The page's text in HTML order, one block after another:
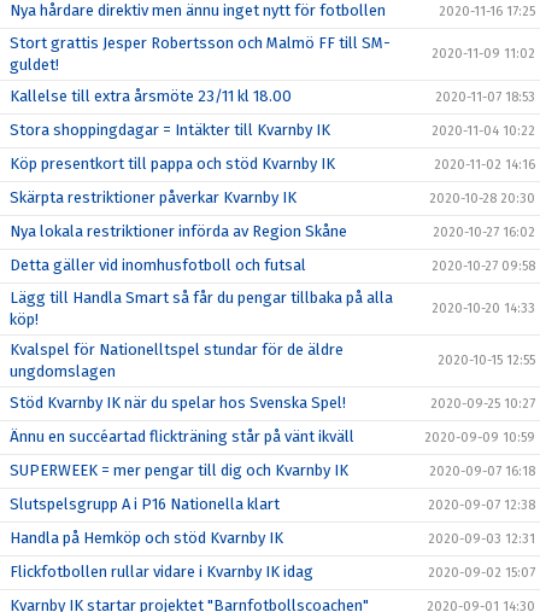
Nya hårdare direktiv men ännu inget nytt för fotbollen 2020-11-16 17:25
Stort grattis Jesper Robertsson och Malmö FF till SM-
guldet!
2020-11-09 11:02
Kallelse till extra årsmöte 23/11 kl 18.00 2020-11-07 18:53
Stora shoppingdagar = Intäkter till Kvarnby IK 2020-11-04 10:22
Köp presentkort till pappa och stöd Kvarnby IK 2020-11-02 14:16
Skärpta restriktioner påverkar Kvarnby IK 2020-10-28 20:30
Nya lokala restriktioner införda av Region Skåne 2020-10-27 16:02
Detta gäller vid inomhusfotboll och futsal 2020-10-27 09:58
Lägg till Handla Smart så får du pengar tillbaka på alla
köp!
2020-10-20 14:33
Kvalspel för Nationelltspel stundar för de äldre
ungdomslagen
2020-10-15 12:55
Stöd Kvarnby IK när du spelar hos Svenska Spel! 2020-09-25 10:27
Ännu en succéartad flickträning står på vänt ikväll 2020-09-09 10:59
SUPERWEEK = mer pengar till dig och Kvarnby IK 2020-09-07 16:18
Slutspelsgrupp A i P16 Nationella klart 2020-09-07 12:38
Handla på Hemköp och stöd Kvarnby IK 2020-09-03 12:31
Flickfotbollen rullar vidare i Kvarnby IK idag 2020-09-02 15:07
Kvarnby IK startar projektet "Barnfotbollscoachen" 2020-09-01 14:30